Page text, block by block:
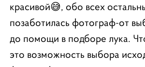
красивой😅, обо всех
позаботилась фотограф-от
до помощи в подборе лука.
это возможность выбора